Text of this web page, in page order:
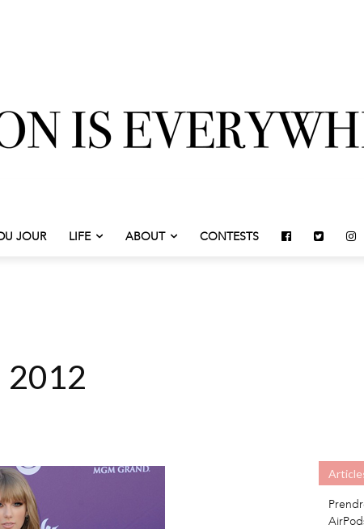
JOUR LIFE ABOUT CONTESTS
2012